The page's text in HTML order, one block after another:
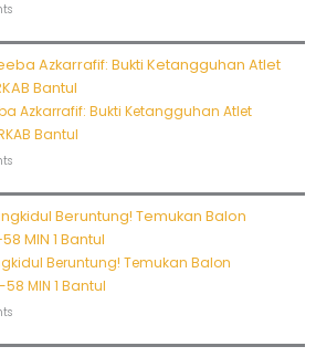
Azkarrafif: Bukti Ketangguhan Atlet
Bantul
Beruntung! Temukan Balon
MIN 1 Bantul